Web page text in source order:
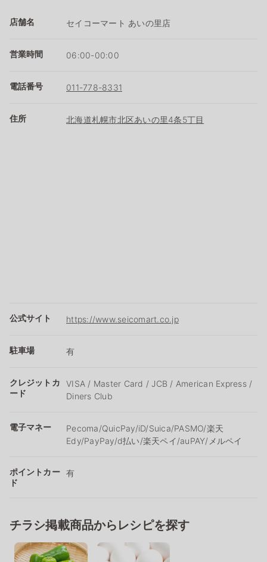
店舗名 セイコーマート あいの里店
営業時間 06:00-00:00
電話番号 011-778-8331
住所 北海道札幌市北区あいの里4条5丁目
公式サイト https://www.seicomart.co.jp
駐車場 有
クレジットカ
ード
VISA / Master Card / JCB / American Express /
Diners Club
電子マネー
Pecoma/QuicPay/iD/Suica/PASMO/楽天
Edy/PayPay/d払い/楽天ペイ/auPAY/メルペイ
ポイントカー
ド
有
チラシ掲載商品からレシピを探す